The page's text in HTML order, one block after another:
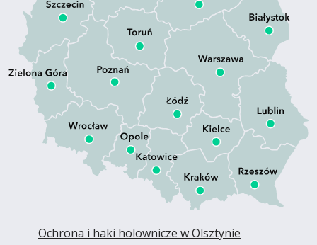
Ochrona i haki holownicze w Olsztynie